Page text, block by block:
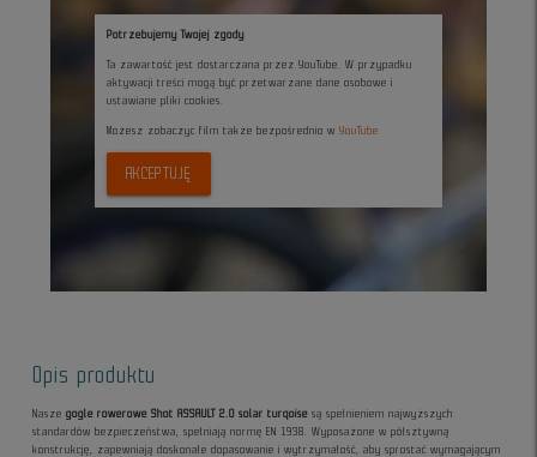
Potrzebujemy Twojej zgody
Ta zawartość jest dostarczana przez YouTube. W przypadku
aktywacji treści mogą być przetwarzane dane osobowe i
ustawiane pliki cookies.
Możesz zobaczyc film także bezpośrednio w YouTube
AKCEPTUJĘ
Opis produktu
Naszegogle rowerowe Shot ASSAULT 2.0 solar turqoise są spełnieniem najwyższych
standardów bezpieczeństwa, spełniają normę EN 1938. Wyposażone w półsztywną
konstrukcję, zapewniają doskonałe dopasowanie i wytrzymałość, aby sprostać wymagającym